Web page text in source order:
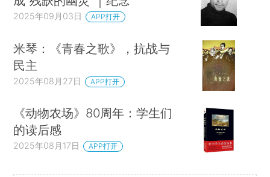
2025年09月03日 APP打开
米琴：《青春之歌》，抗战与
民主
2025年08月27日 APP打开
《动物农场》80周年：学生们
的读后感
2025年08月17日 APP打开